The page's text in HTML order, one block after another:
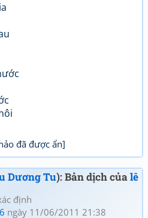
đã được ẩn]
Dương Tu): Bản dịch củalê
định
ngày 11/06/2011 21:38